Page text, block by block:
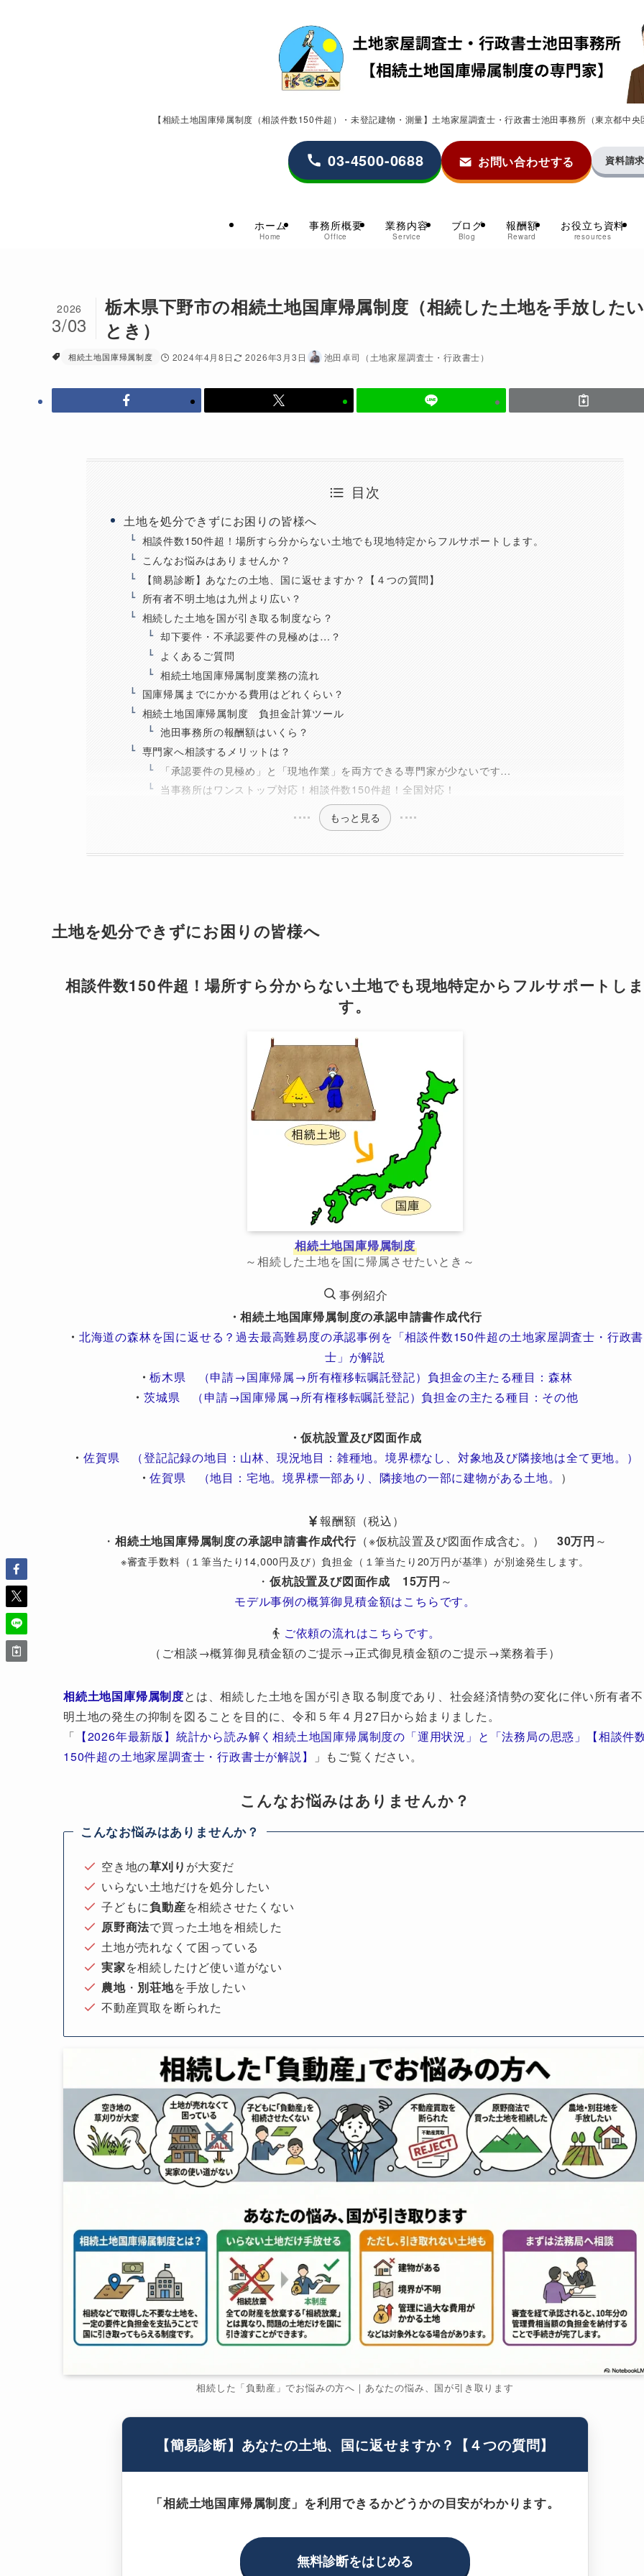
【相続土地国庫帰属制度（相談件数150件超）・未登記建物・測量】土地家屋調査士・行政書士池田事務所（東京都中
ホーム
Home
事務所概要
Office
業務内容
Service
ブログ
Blog
報酬額
Reward
お役立ち資料
resources
03-4500-0688 お問い合わせする 資料請
栃木県下野市の相続土地国庫帰属制度（相続した土地を手放した
とき）
2026
3/03
相続土地国庫帰属制度 2024年4月8日 2026年3月3日 池田卓司（土地家屋調査士・行政書士）
目次
土地を処分できずにお困りの皆様へ
相談件数150件超！場所すら分からない土地でも現地特定からフルサポートします。
こんなお悩みはありませんか？
【簡易診断】あなたの土地、国に返せますか？【４つの質問】
所有者不明土地は九州より広い？
相続した土地を国が引き取る制度なら？
却下要件・不承認要件の見極めは…？
よくあるご質問
相続土地国庫帰属制度業務の流れ
国庫帰属までにかかる費用はどれくらい？
相続土地国庫帰属制度 負担金計算ツール
池田事務所の報酬額はいくら？
専門家へ相談するメリットは？
「承認要件の見極め」と「現地作業」を両方できる専門家が少ないです…
当事務所はワンストップ対応！相談件数150件超！全国対応！
もっと見る
土地を処分できずにお困りの皆様へ
相談件数150件超！場所すら分からない土地でも現地特定からフルサポートしま
す。
相続土地国庫帰属制度
～相続した土地を国に帰属させたいとき～
事例紹介
・相続土地国庫帰属制度の承認申請書作成代行
・ 北海道の森林を国に返せる？過去最高難易度の承認事例を「相談件数150件超の土地家屋調査士・行政書
士」が解説
・栃木県 （申請→国庫帰属→所有権移転嘱託登記）負担金の主たる種目：森林
・ 茨城県 （申請→国庫帰属→所有権移転嘱託登記）負担金の主たる種目：その他
・仮杭設置及び図面作成
・ 佐賀県 （登記記録の地目：山林、現況地目：雑種地。境界標なし、対象地及び隣接地は全て更地。）
・佐賀県 （地目：宅地。境界標一部あり、隣接地の一部に建物がある土地。 ）
報酬額（税込）
・相続土地国庫帰属制度の承認申請書作成代行 （※仮杭設置及び図面作成含む。） 30万円 ～
※審査手数料（１筆当たり14,000円及び）負担金（１筆当たり20万円が基準）が別途発生します。
・ 仮杭設置及び図面作成 15万円 ～
モデル事例の概算御見積金額はこちらです。
ご依頼の流れはこちらです。
（ご相談→概算御見積金額のご提示→正式御見積金額のご提示→業務着手）
相続土地国庫帰属制度とは、相続した土地を国が引き取る制度であり、社会経済情勢の変化に伴い所有者不
明土地の発生の抑制を図ることを目的に、令和５年４月27日から始まりました。
「 【2026年最新版】統計から読み解く相続土地国庫帰属制度の「運用状況」と「法務局の思惑」【相談件
150件超の土地家屋調査士・行政書士が解説】
」もご覧ください。
こんなお悩みはありませんか？
こんなお悩みはありませんか？
空き地の草刈り が大変だ
いらない土地だけを処分したい
子どもに負動産を相続させたくない
原野商法で買った土地を相続した
土地が売れなくて困っている
実家を相続したけど使い道がない
農地・ 別荘地を手放したい
不動産買取を断られた
相続した「負動産」でお悩みの方へ｜あなたの悩み、国が引き取ります
【簡易診断】あなたの土地、国に返せますか？【４つの質問】
「相続土地国庫帰属制度」を利用できるかどうかの目安がわかります。
無料診断をはじめる